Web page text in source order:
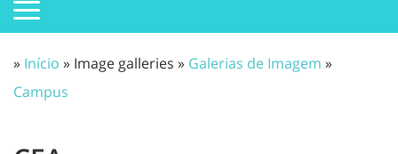
» Início » Image galleries » Galerias de Imagem »
Campus